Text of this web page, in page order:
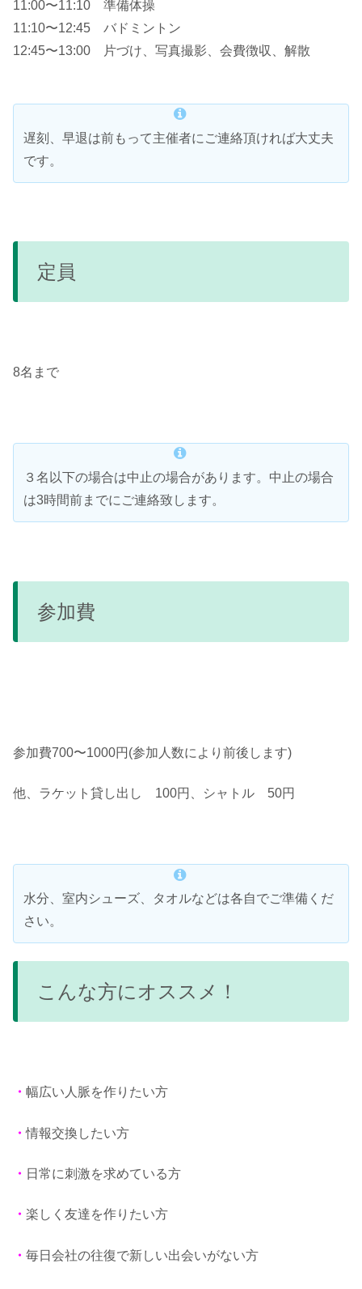
11:00〜11:10 準備体操
11:10〜12:45 バドミントン
12:45〜13:00 片づけ、写真撮影、会費徴収、解散
遅刻、早退は前もって主催者にご連絡頂ければ大丈夫
です。
定員
8名まで
３名以下の場合は中止の場合があります。中止の場合
は3時間前までにご連絡致します。
参加費
参加費700〜1000円(参加人数により前後します)
他、ラケット貸し出し 100円、シャトル 50円
水分、室内シューズ、タオルなどは各自でご準備くだ
さい。
こんな方にオススメ！
・ 幅広い人脈を作りたい方
・情報交換したい方
・ 日常に刺激を求めている方
・ 楽しく友達を作りたい方
・ 毎日会社の往復で新しい出会いがない方